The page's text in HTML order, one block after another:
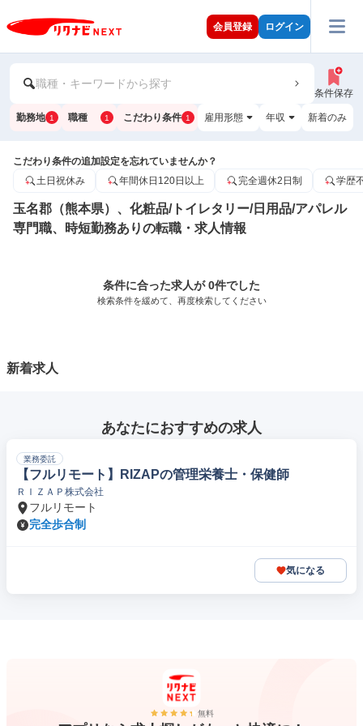
会員登録 ログイン
職種・キーワードから探す
条件保存
勤務地 1 職種 1 こだわり条件 1 雇用形態 年収 新着のみ
こだわり条件の追加設定を忘れていませんか？
土日祝休み
年間休日120日以上 完全週休2日制 学歴
玉名郡（熊本県）、化粧品/トイレタリー/日用品/アパレル
専門職、時短勤務ありの転職・求人情報
条件に合った求人が 0件でした
検索条件を緩めて、再度検索してください
新着求人
あなたにおすすめの求人
業務委託
【フルリモート】RIZAPの管理栄養士・保健師
ＲＩＺＡＰ株式会社
フルリモート
完全歩合制
気になる
無料